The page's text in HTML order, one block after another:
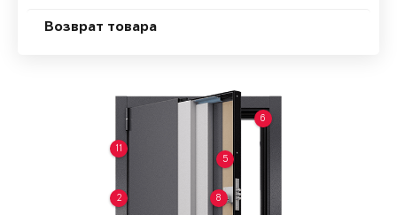
Возврат товара
2
5
6
8
11